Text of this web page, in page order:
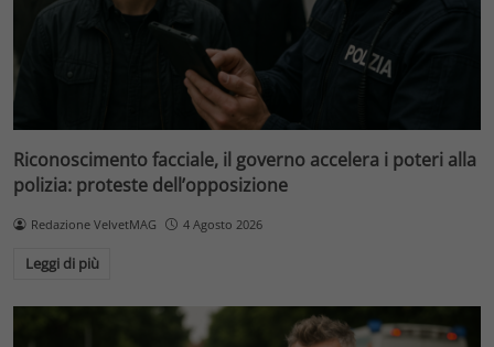
Riconoscimento facciale, il governo accelera i poteri alla
polizia: proteste dell’opposizione
Redazione VelvetMAG 4 Agosto 2026
Leggi di più